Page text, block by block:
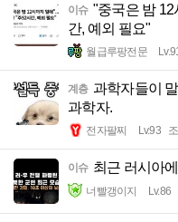
이슈 "중국은 밤 12
간, 예외 필요"
월급루팡전문
계층 과학자들이
과학자.
전자팔찌 Lv.93
이슈 최근 러시아
너빨갱이지 Lv.86